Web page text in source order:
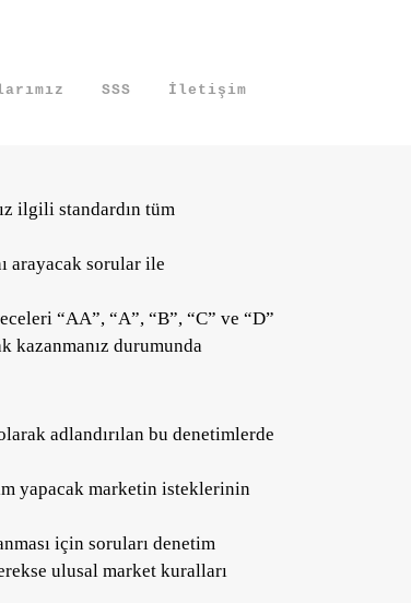
SSS İletişim
ilgili standardın tüm
arayacak sorular ile
“AA”, “A”, “B”, “C” ve “D”
kazanmanız durumunda
adlandırılan bu denetimlerde
yapacak marketin isteklerinin
için soruları denetim
ulusal market kuralları